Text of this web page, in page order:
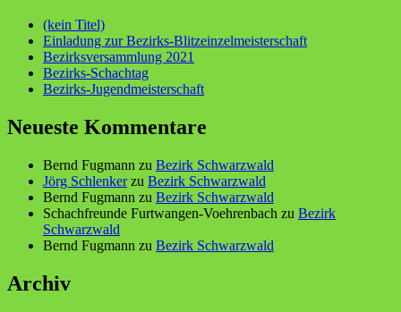
(kein Titel)
Einladung zur Bezirks-Blitzeinzelmeisterschaft
Bezirksversammlung 2021
Bezirks-Schachtag
Bezirks-Jugendmeisterschaft
Neueste Kommentare
Bernd Fugmann zu Bezirk Schwarzwald
Jörg Schlenkerzu Bezirk Schwarzwald
Bernd Fugmann zu Bezirk Schwarzwald
Schachfreunde Furtwangen-Voehrenbach zu Bezirk
Schwarzwald
Bernd Fugmann zu Bezirk Schwarzwald
Archiv